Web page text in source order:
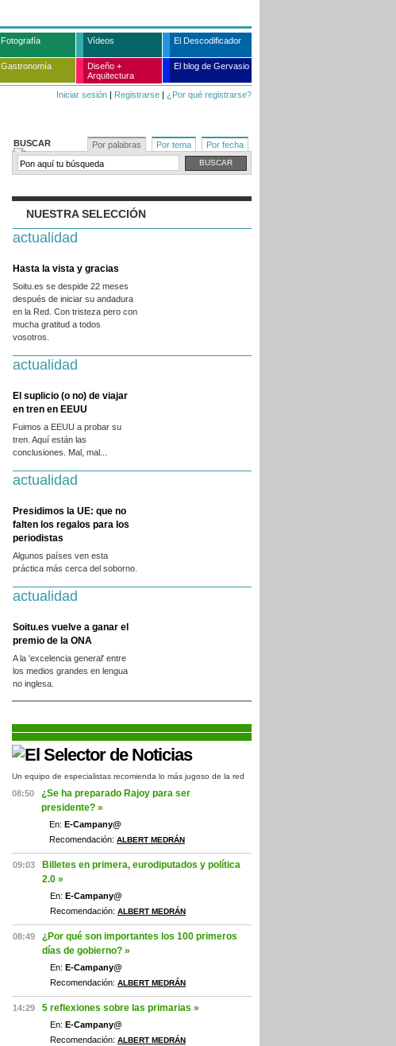
Fotografía Vídeos El Descodificador
Gastronomía
Diseño +
Arquitectura
El blog de Gervasio
Iniciar sesión | Registrarse | ¿Por qué registrarse?
BUSCAR Por palabras Por tema Por fecha
NUESTRA SELECCIÓN
actualidad
Hasta la vista y gracias
Soitu.es se despide 22 meses
después de iniciar su andadura
en la Red. Con tristeza pero con
mucha gratitud a todos
vosotros.
actualidad
El suplicio (o no) de viajar
en tren en EEUU
Fuimos a EEUU a probar su
tren. Aquí están las
conclusiones. Mal, mal...
actualidad
Presidimos la UE: que no
falten los regalos para los
periodistas
Algunos países ven esta
práctica más cerca del soborno.
actualidad
Soitu.es vuelve a ganar el
premio de la ONA
A la 'excelencia general' entre
los medios grandes en lengua
no inglesa.
Un equipo de especialistas recomienda lo más jugoso de la red
08:50
¿Se ha preparado Rajoy para ser
presidente? »
En: E-Campany@
Recomendación: ALBERT MEDRÁN
09:03
Billetes en primera, eurodiputados y política
2.0 »
En: E-Campany@
Recomendación: ALBERT MEDRÁN
08:49
¿Por qué son importantes los 100 primeros
días de gobierno? »
En: E-Campany@
Recomendación: ALBERT MEDRÁN
14:29 5 reflexiones sobre las primarias »
En: E-Campany@
Recomendación: ALBERT MEDRÁN